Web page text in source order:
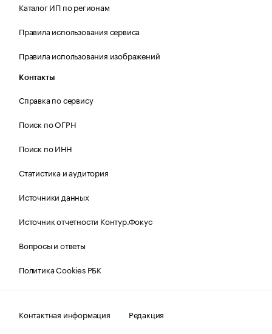
Каталог ИП по регионам
Правила использования сервиса
Правила использования изображений
Контакты
Справка по сервису
Поиск по ОГРН
Поиск по ИНН
Статистика и аудитория
Источники данных
Источник отчетности Контур.Фокус
Вопросы и ответы
Политика Cookies РБК
Контактная информация
Редакция